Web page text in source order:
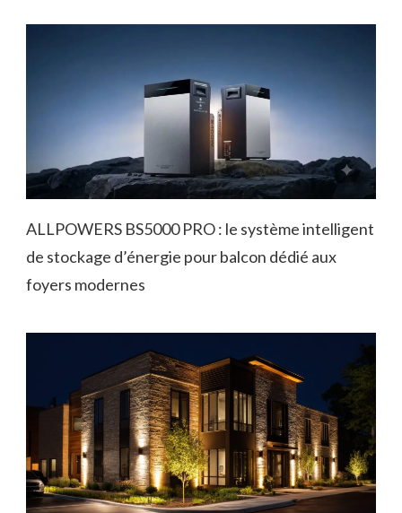
ALLPOWERS BS5000 PRO : le système intelligent
de stockage d’énergie pour balcon dédié aux
foyers modernes